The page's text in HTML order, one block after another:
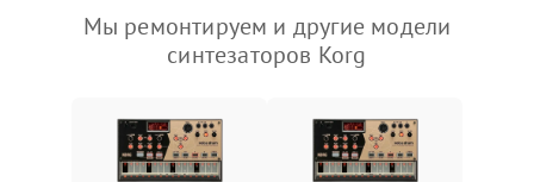
Мы ремонтируем и другие модели
синтезаторов Korg